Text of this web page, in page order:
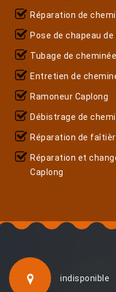
Réparation de
Pose de chapeau
Tubage de
Entretien de
Ramoneur Caplong
Débistrage de
Réparation de
Réparation et
Caplong
indisponible